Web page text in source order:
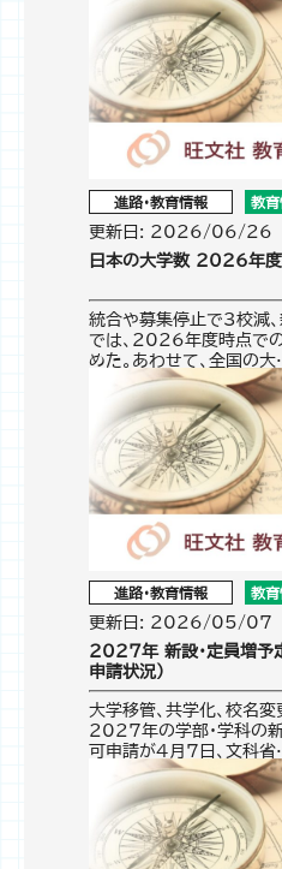
進路・教育情報 教育
更新日: 2026/06/26
日本の大学数 2026年
統合や募集停止で3校減
では、2026年度時点で
めた。あわせて、全国の
進路・教育情報 教育
更新日: 2026/05/07
2027年 新設・定員増予定
申請状況）
大学移管、共学化、校名変
2027年の学部・学科の
可申請が4月7日、文科